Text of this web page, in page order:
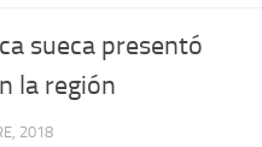
sueca presentó
la región
2018